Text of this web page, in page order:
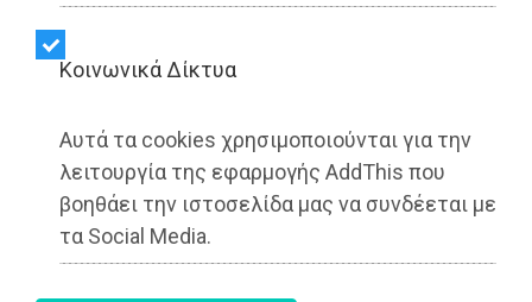
Kοινωνικά Δίκτυα
Αυτά τα cookies χρησιμοποιούνται για την
λειτουργία της εφαρμογής AddThis που
βοηθάει την ιστοσελίδα μας να συνδέεται με
τα Social Media.
Στην πρόσφατη συνάντηση που
πραγματοποίησε ο Δήμαρχος Παιανίας,